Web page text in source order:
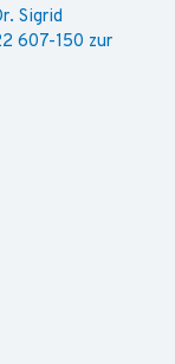
Sigrid
607-150 zur